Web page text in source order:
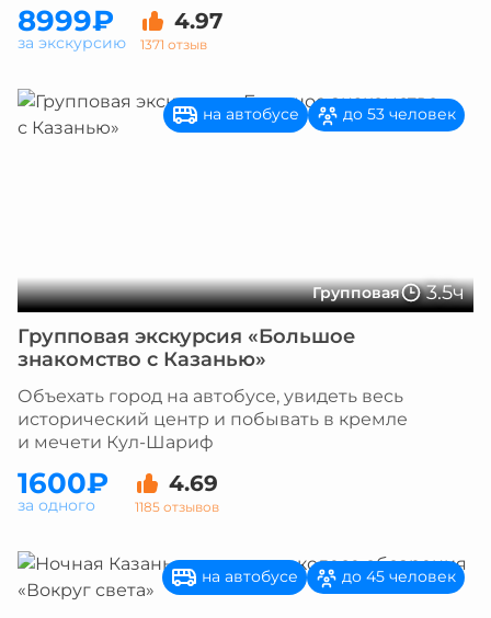
8999₽ 4.97
1371 отзыв
за экскурсию
Групповая 3.5ч
на автобусе до 53 человек
Групповая экскурсия «Большое
знакомство с Казанью»
Объехать город на автобусе, увидеть весь
исторический центр и побывать в кремле
и мечети Кул-Шариф
1600₽ 4.69
1185 отзывов
за одного
на автобусе до 45 человек